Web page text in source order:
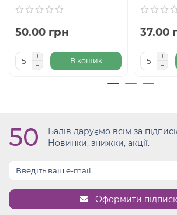
50.00 грн
В кошик
37.00
50
Балів даруємо всім за
Новинки, знижки, акції.
Оформити